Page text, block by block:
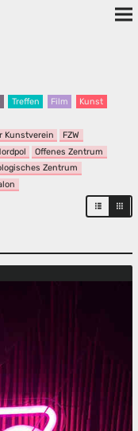
Treffen Film
Kunst
Kunstverein
FZW
Offenes Zentrum
Zentrum